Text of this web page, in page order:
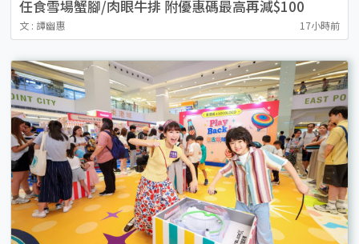
任食雪場蟹腳/肉眼牛排 附優惠碼最高再減$100
文 : 譚幽惠 17小時前